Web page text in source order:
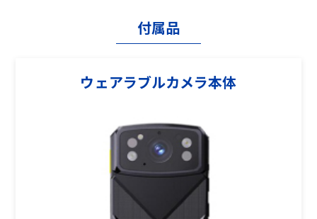
付属品
ウェアラブルカメラ本体